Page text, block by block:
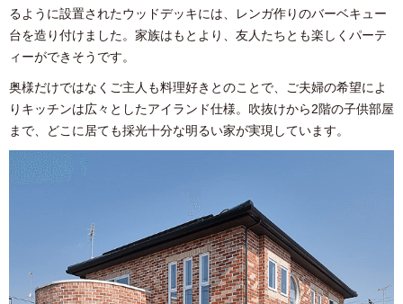
るように設置されたウッドデッキには、レンガ作りのバーベキュー
台を造り付けました。家族はもとより、友人たちとも楽しくパーテ
ィーができそうです。
奥様だけではなくご主人も料理好きとのことで、ご夫婦の希望によ
りキッチンは広々としたアイランド仕様。吹抜けから2階の子供部屋
まで、どこに居ても採光十分な明るい家が実現しています。